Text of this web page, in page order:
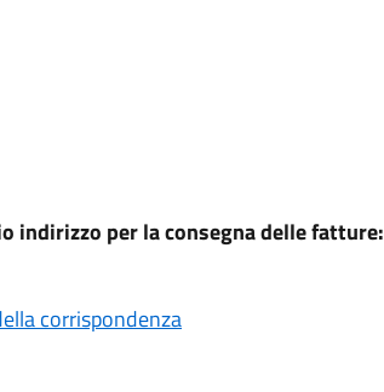
indirizzo per la consegna delle fatture:
corrispondenza